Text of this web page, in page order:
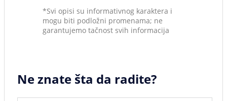
*Svi opisi su informativnog karaktera i
mogu biti podložni promenama; ne
garantujemo tačnost svih informacija
Ne znate šta da radite?